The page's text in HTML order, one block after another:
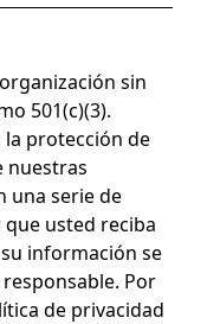
sin
501(c)(3).
protección de
nuestras
una serie de
usted reciba
información se
Por
de privacidad